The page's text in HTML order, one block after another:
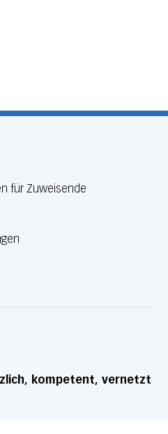
für Zuweisende
kompetent, vernetzt